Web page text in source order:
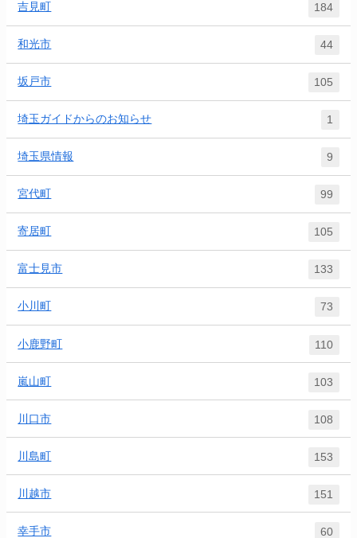
吉見町 184
和光市 44
坂戸市 105
埼玉ガイドからのお知らせ 1
埼玉県情報 9
宮代町 99
寄居町 105
富士見市 133
小川町 73
小鹿野町 110
嵐山町 103
川口市 108
川島町 153
川越市 151
幸手市 60